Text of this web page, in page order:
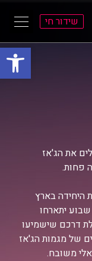
פתח
שידור חי
את הג'אז
פחות.
היחידה בארץ
יתארחו
דרכם שישמיעו
של מגמות הג'אז
משובח.